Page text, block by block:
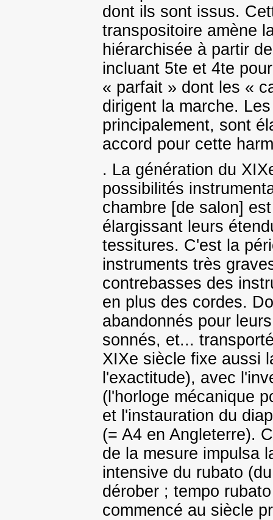
dont ils sont issus.
transpositoire amène
hiérarchisée à partir
incluant 5te et 4te
« parfait » dont les «
dirigent la marche.
principalement, sont
accord pour cette
. La génération du
possibilités
chambre [de salon]
élargissant leurs
tessitures. C'est la
instruments très
contrebasses des
en plus des cordes.
abandonnés pour
sonnés, et...
XIXe siècle fixe aussi
l'exactitude), avec
(l'horloge mécanique
et l'instauration du
(= A4 en Angleterre).
de la mesure impulsa
intensive du rubato
dérober ; tempo
commencé au siècle